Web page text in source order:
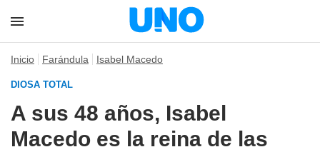
Inicio Farándula Isabel Macedo
DIOSA TOTAL
A sus 48 años, Isabel
Macedo es la reina de las